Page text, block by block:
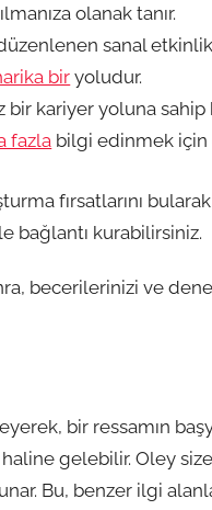
olanak tanır.
sanal
bir yoludur.
kariyer yoluna sahip
fazla bilgi edinmek için
fırsatlarını
bağlantı kurabilirsiniz.
becerilerinizi ve
bir ressamın
gelebilir. Oley
Bu, benzer ilgi